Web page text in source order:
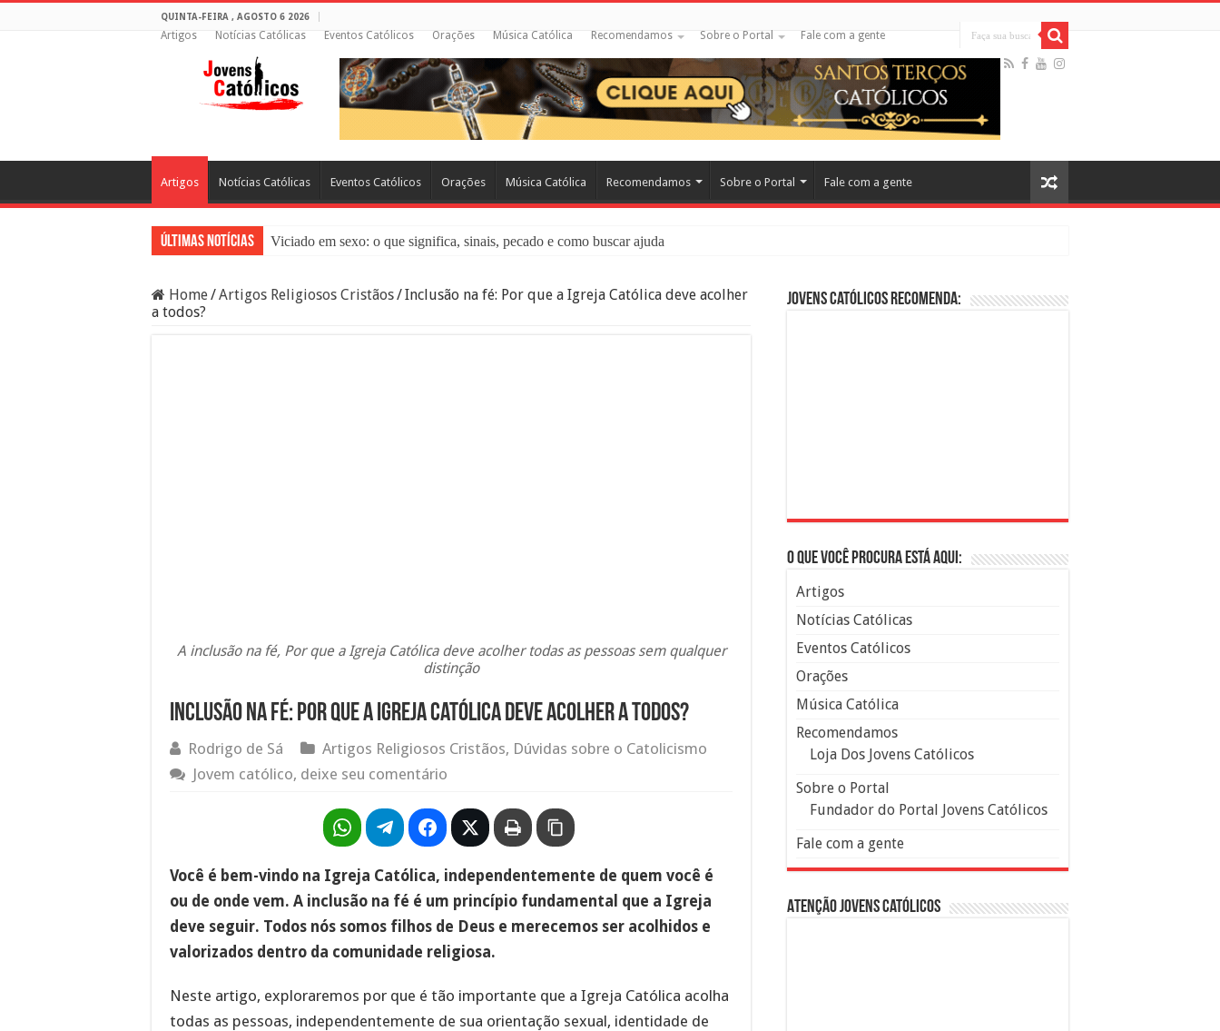
QUINTA-FEIRA , AGOSTO 6 2026
Artigos Notícias Católicas Eventos Católicos Orações Música Católica Recomendamos Sobre o Portal Fale com a gente
Artigos Notícias Católicas Eventos Católicos Orações Música Católica Recomendamos Sobre o Portal Fale com a gente
Últimas Notícias
Viciado em sexo: o que significa, sinais, pecado e como buscar ajuda
Filme Sagrado Coração – Seu Reino Não Terá Fim: O Documentário Que Vai Tocar os Católicos no Cinema
Home/Artigos Religiosos Cristãos/Inclusão na fé: Por que a Igreja Católica deve acolher
a todos?
A inclusão na fé, Por que a Igreja Católica deve acolher todas as pessoas sem qualquer
distinção
Inclusão na fé: Por que a Igreja Católica deve acolher a todos?
Rodrigo de Sá Artigos Religiosos Cristãos, Dúvidas sobre o Catolicismo
Jovem católico, deixe seu comentário
Você é bem-vindo na Igreja Católica, independentemente de quem você é
ou de onde vem. A inclusão na fé é um princípio fundamental que a Igreja
deve seguir. Todos nós somos filhos de Deus e merecemos ser acolhidos e
valorizados dentro da comunidade religiosa.
Neste artigo, exploraremos por que é tão importante que a Igreja Católica acolha
todas as pessoas, independentemente de sua orientação sexual, identidade de
Jovens Católicos Recomenda:
O que você procura está aqui:
Artigos
Notícias Católicas
Eventos Católicos
Orações
Música Católica
Recomendamos
Loja Dos Jovens Católicos
Sobre o Portal
Fundador do Portal Jovens Católicos
Fale com a gente
Atenção Jovens Católicos